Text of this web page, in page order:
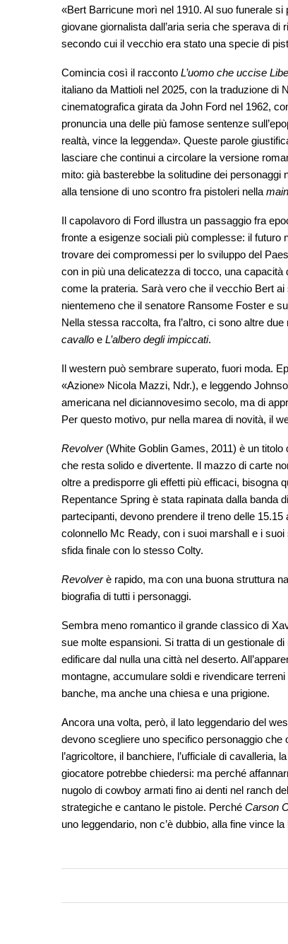
«Bert Barricune morì nel 1910. Al suo funerale si
giovane giornalista dall’aria seria che sperava
secondo cui il vecchio era stato una specie di
Comincia così il racconto L’uomo che uccise
italiano da Mattioli nel 2025, con la traduzione
cinematografica girata da John Ford nel 1962,
pronuncia una delle più famose sentenze
realtà, vince la leggenda». Queste parole
lasciare che continui a circolare la versione
mito: già basterebbe la solitudine dei
alla tensione di uno scontro fra pistoleri nella
Il capolavoro di Ford illustra un passaggio fra
fronte a esigenze sociali più complesse: il futuro
trovare dei compromessi per lo sviluppo del
con in più una delicatezza di tocco, una
come la prateria. Sarà vero che il vecchio Bert
nientemeno che il senatore Ransome Foster e
Nella stessa raccolta, fra l’altro, ci sono altre
cavallo e L’albero degli impiccati.
Il western può sembrare superato, fuori moda.
«Azione» Nicola Mazzi, Ndr.), e leggendo
americana nel diciannovesimo secolo, ma di
Per questo motivo, pur nella marea di novità, il
Revolver (White Goblin Games, 2011) è un
che resta solido e divertente. Il mazzo di carte
oltre a predisporre gli effetti più efficaci, bisogna
Repentance Spring è stata rapinata dalla banda
partecipanti, devono prendere il treno delle
colonnello Mc Ready, con i suoi marshall e i
sfida finale con lo stesso Colty.
Revolverè rapido, ma con una buona struttura
biografia di tutti i personaggi.
Sembra meno romantico il grande classico di
sue molte espansioni. Si tratta di un gestionale
edificare dal nulla una città nel deserto.
montagne, accumulare soldi e rivendicare
banche, ma anche una chiesa e una prigione.
Ancora una volta, però, il lato leggendario del
devono scegliere uno specifico personaggio
l’agricoltore, il banchiere, l’ufficiale di cavalleria,
giocatore potrebbe chiedersi: ma perché
nugolo di cowboy armati fino ai denti nel ranch
strategiche e cantano le pistole. Perché Carson
uno leggendario, non c’è dubbio, alla fine vince la